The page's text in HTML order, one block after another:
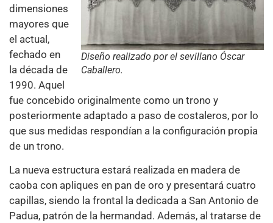
Diseño realizado por el sevillano Óscar
Caballero.
dimensiones
mayores que
el actual,
fechado en
la década de
1990. Aquel
fue concebido originalmente como un trono y
posteriormente adaptado a paso de costaleros, por lo
que sus medidas respondían a la configuración propia
de un trono.
La nueva estructura estará realizada en madera de
caoba con apliques en pan de oro y presentará cuatro
capillas, siendo la frontal la dedicada a San Antonio de
Padua, patrón de la hermandad. Además, al tratarse de